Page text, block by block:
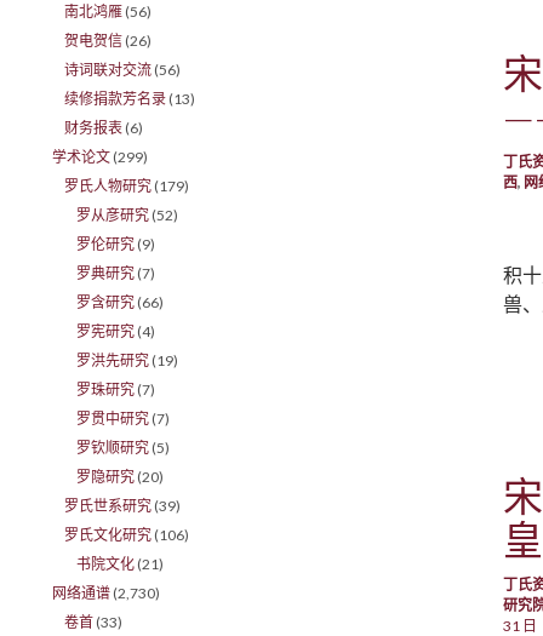
丁氏
西, 网
积
兽
丁氏
研究
31 日
南北鸿雁 (56)
贺电贺信 (26)
诗词联对交流 (56)
续修捐款芳名录 (13)
财务报表 (6)
学术论文 (299)
罗氏人物研究 (179)
罗从彦研究 (52)
罗伦研究 (9)
罗典研究 (7)
罗含研究 (66)
罗宪研究 (4)
罗洪先研究 (19)
罗珠研究 (7)
罗贯中研究 (7)
罗钦顺研究 (5)
罗隐研究 (20)
罗氏世系研究 (39)
罗氏文化研究 (106)
书院文化 (21)
网络通谱 (2,730)
卷首 (33)